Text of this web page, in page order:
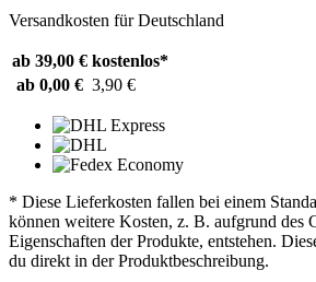
Versandkosten für Deutschland
ab 39,00 € kostenlos*
ab 0,00 € 3,90 €
* Diese Lieferkosten fallen bei einem
können weitere Kosten, z. B. aufgrund des
Eigenschaften der Produkte, entstehen.
du direkt in der Produktbeschreibung.